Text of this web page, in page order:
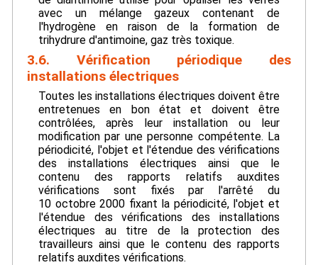
avec un mélange gazeux contenant de
l'hydrogène en raison de la formation de
trihydrure d'antimoine, gaz très toxique.
3.6. Vérification périodique des
installations électriques
Toutes les installations électriques doivent être
entretenues en bon état et doivent être
contrôlées, après leur installation ou leur
modification par une personne compétente. La
périodicité, l'objet et l'étendue des vérifications
des installations électriques ainsi que le
contenu des rapports relatifs auxdites
vérifications sont fixés par l'arrêté du
10 octobre 2000 fixant la périodicité, l'objet et
l'étendue des vérifications des installations
électriques au titre de la protection des
travailleurs ainsi que le contenu des rapports
relatifs auxdites vérifications.